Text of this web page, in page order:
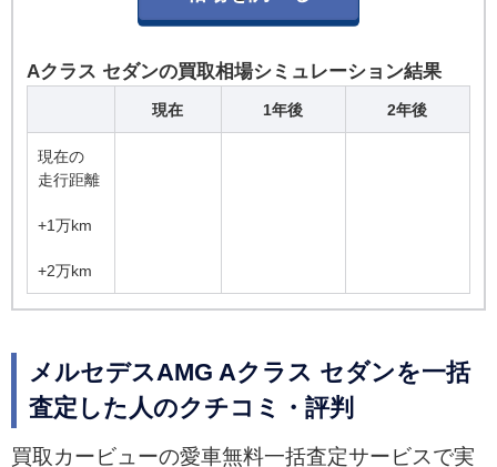
Aクラス セダンの買取相場シミュレーション結果
現在 1年後 2年後
現在の
走行距離
+1万km
+2万km
メルセデスAMG Aクラス セダンを一括
査定した人のクチコミ・評判
買取カービューの愛車無料一括査定サービスで実